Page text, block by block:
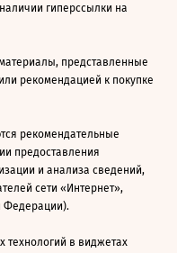
гиперссылки на
представленные
рекомендацией к покупке
рекомендательные
предоставления
и анализа сведений,
сети «Интернет»,
Федерации).
технологий в виджетах